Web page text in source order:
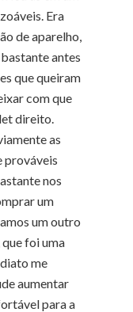
Era
de aparelho,
antes
que queiram
com que
direito.
as
prováveis
nos
um
um outro
foi uma
me
aumentar
para a